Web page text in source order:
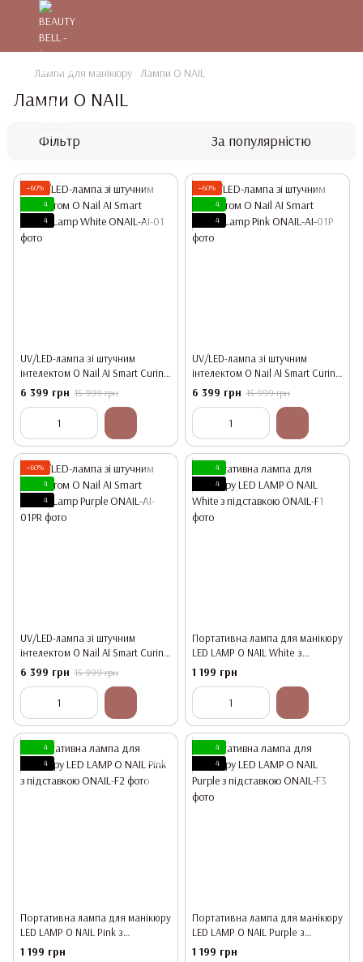
Лампи для манікюру Лампи O NAIL
Лампи O NAIL
Фільтр За популярністю
−60%
4
4
UV/LED-лампа зі штучним
інтелектом O Nail AI Smart Curing
Lamp White
6 399 грн 15 999 грн
−60%
4
4
UV/LED-лампа зі штучним
інтелектом O Nail AI Smart Curing
Lamp Pink
6 399 грн 15 999 грн
−60%
4
4
UV/LED-лампа зі штучним
інтелектом O Nail AI Smart Curing
Lamp Purple
6 399 грн 15 999 грн
4
4
Портативна лампа для манікюру
LED LAMP O NAIL White з
підставкою
1 199 грн
4
4
Портативна лампа для манікюру
LED LAMP O NAIL Pink з
підставкою
1 199 грн
4
4
Портативна лампа для манікюру
LED LAMP O NAIL Purple з
підставкою
1 199 грн